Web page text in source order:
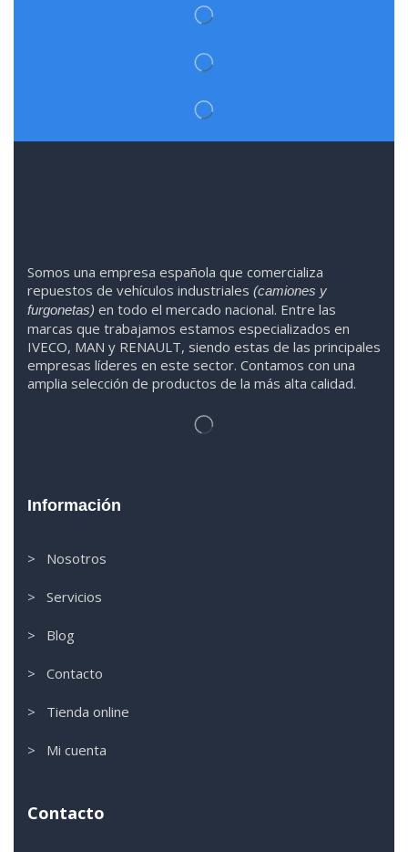
Somos una empresa española que comercializa
repuestos de vehículos industriales (camiones y
furgonetas) en todo el mercado nacional. Entre las
marcas que trabajamos estamos especializados en
IVECO, MAN y RENAULT, siendo estas de las principales
empresas líderes en este sector. Contamos con una
amplia selección de productos de la más alta calidad.
Información
> Nosotros
> Servicios
> Blog
> Contacto
> Tienda online
> Mi cuenta
Contacto